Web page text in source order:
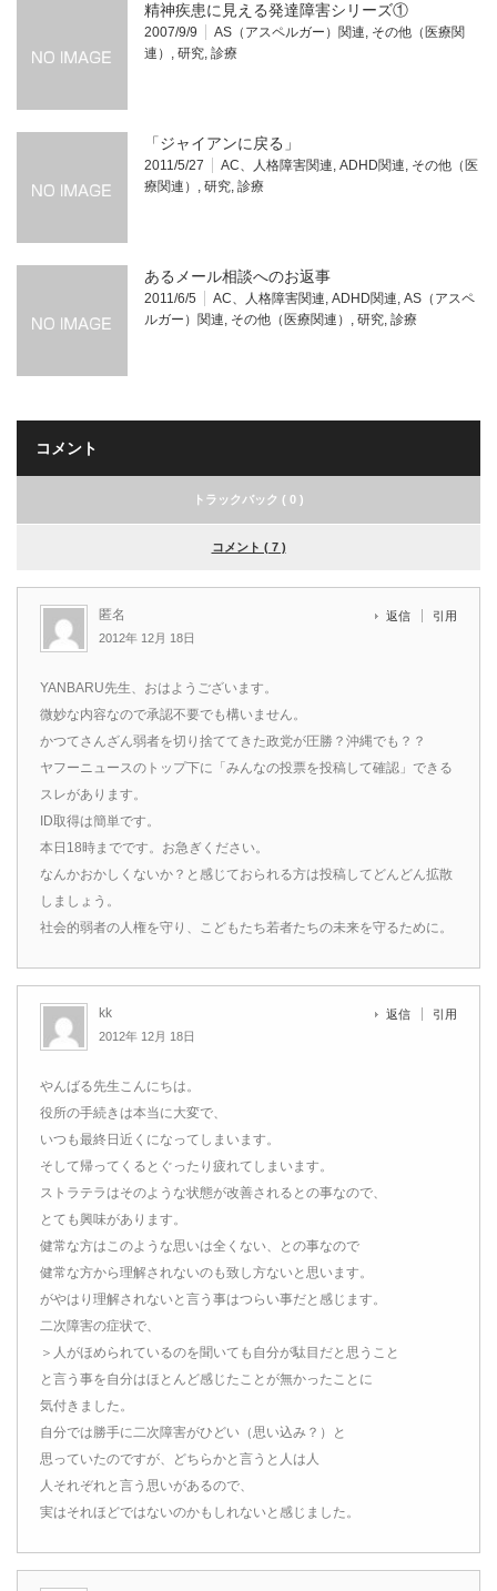
精神疾患に見える発達障害シリーズ①
2007/9/9 AS（アスペルガー）関連, その他（医療関
連） , 研究, 診療
「ジャイアンに戻る」
2011/5/27 AC、人格障害関連, ADHD関連, その他（医
療関連） , 研究, 診療
あるメール相談へのお返事
2011/6/5 AC、人格障害関連, ADHD関連, AS（アスペ
ルガー）関連, その他（医療関連） , 研究, 診療
コメント
トラックバック ( 0 )
コメント ( 7 )
匿名
2012年 12月 18日
返信 引用
YANBARU先生、おはようございます。
微妙な内容なので承認不要でも構いません。
かつてさんざん弱者を切り捨ててきた政党が圧勝？沖縄でも？？
ヤフーニュースのトップ下に「みんなの投票を投稿して確認」できる
スレがあります。
ID取得は簡単です。
本日18時までです。お急ぎください。
なんかおかしくないか？と感じておられる方は投稿してどんどん拡散
しましょう。
社会的弱者の人権を守り、こどもたち若者たちの未来を守るために。
kk
2012年 12月 18日
返信 引用
やんばる先生こんにちは。
役所の手続きは本当に大変で、
いつも最終日近くになってしまいます。
そして帰ってくるとぐったり疲れてしまいます。
ストラテラはそのような状態が改善されるとの事なので、
とても興味があります。
健常な方はこのような思いは全くない、との事なので
健常な方から理解されないのも致し方ないと思います。
がやはり理解されないと言う事はつらい事だと感じます。
二次障害の症状で、
＞人がほめられているのを聞いても自分が駄目だと思うこと
と言う事を自分はほとんど感じたことが無かったことに
気付きました。
自分では勝手に二次障害がひどい（思い込み？）と
思っていたのですが、どちらかと言うと人は人
人それぞれと言う思いがあるので、
実はそれほどではないのかもしれないと感じました。